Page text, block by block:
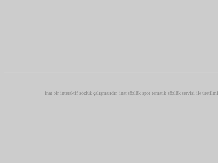
inat bir interaktif sözlük çalışmasıdır. inat sözlük spot tematik sözlük servisi ile